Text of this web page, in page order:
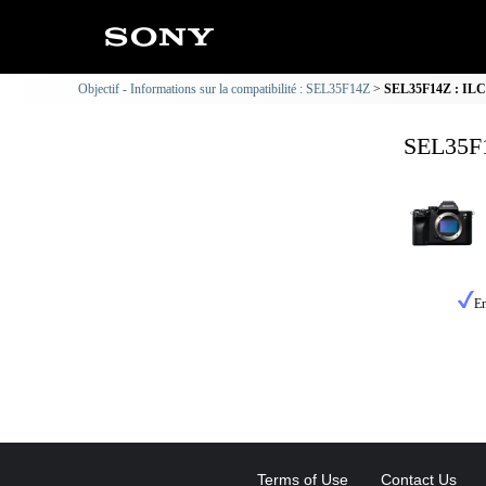
Objectif - Informations sur la compatibilité : SEL35F14Z SEL35F14Z :
Terms of Use Contact Us